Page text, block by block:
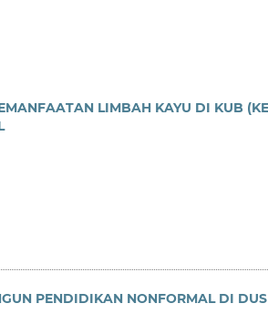
LIMBAH KAYU DI KUB
PENDIDIKAN NONFORMAL DI